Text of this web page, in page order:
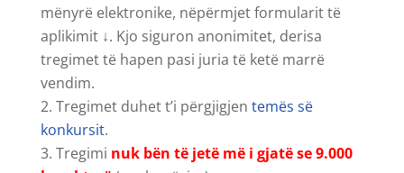
mënyrë elektronike, nëpërmjet formularit të
aplikimit ↓. Kjo siguron anonimitet, derisa
tregimet të hapen pasi juria të ketë marrë
vendim.
Tregimet duhet t’i përgjigjen temës së
konkursit.
Tregimi nuk bën të jetë më i gjatë se 9.000